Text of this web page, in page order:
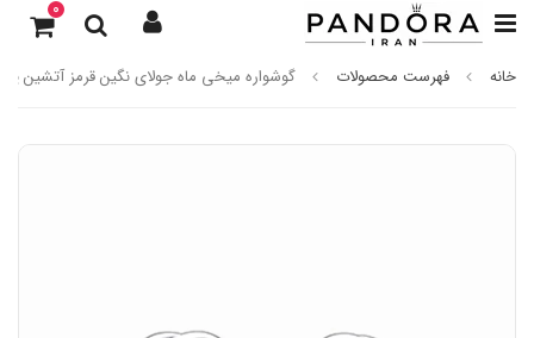
0
خانه فهرست محصولات گوشواره میخی ماه جولای نگین قرمز آتشین